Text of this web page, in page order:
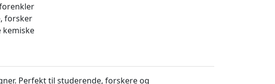
forsker
Perfekt til studerende, forskere og